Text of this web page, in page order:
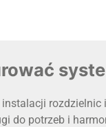
rozdzielnic
do potrzeb i